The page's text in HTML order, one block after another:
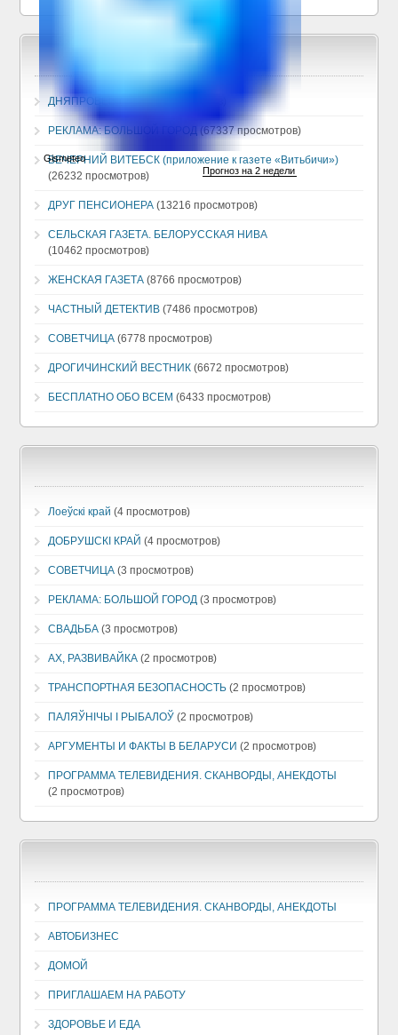
ДНЯПРОВЕЦ(130372 просмотров)
РЕКЛАМА: БОЛЬШОЙ ГОРОД (67337 просмотров)
ВЕЧЕРНИЙ ВИТЕБСК (приложение к газете «Витьбичи»)
(26232 просмотров)
ДРУГ ПЕНСИОНЕРА (13216 просмотров)
СЕЛЬСКАЯ ГАЗЕТА. БЕЛОРУССКАЯ НИВА
(10462 просмотров)
ЖЕНСКАЯ ГАЗЕТА (8766 просмотров)
ЧАСТНЫЙ ДЕТЕКТИВ (7486 просмотров)
СОВЕТЧИЦА (6778 просмотров)
ДРОГИЧИНСКИЙ ВЕСТНИК (6672 просмотров)
БЕСПЛАТНО ОБО ВСЕМ (6433 просмотров)
Лоеўскi край (4 просмотров)
ДОБРУШСКI КРАЙ (4 просмотров)
СОВЕТЧИЦА (3 просмотров)
РЕКЛАМА: БОЛЬШОЙ ГОРОД (3 просмотров)
СВАДЬБА (3 просмотров)
АХ, РАЗВИВАЙКА (2 просмотров)
ТРАНСПОРТНАЯ БЕЗОПАСНОСТЬ (2 просмотров)
ПАЛЯЎНІЧЫ І РЫБАЛОЎ (2 просмотров)
АРГУМЕНТЫ И ФАКТЫ В БЕЛАРУСИ (2 просмотров)
ПРОГРАММА ТЕЛЕВИДЕНИЯ. СКАНВОРДЫ, АНЕКДОТЫ
(2 просмотров)
ПРОГРАММА ТЕЛЕВИДЕНИЯ. СКАНВОРДЫ, АНЕКДОТЫ
АВТОБИЗНЕС
ДОМОЙ
ПРИГЛАШАЕМ НА РАБОТУ
ЗДОРОВЬЕ И ЕДА